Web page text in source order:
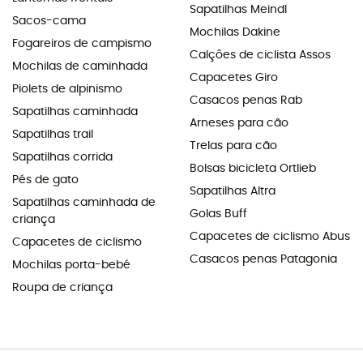
Sacos-cama
Fogareiros de campismo
Mochilas de caminhada
Piolets de alpinismo
Sapatilhas caminhada
Sapatilhas trail
Sapatilhas corrida
Pés de gato
Sapatilhas caminhada de
criança
Capacetes de ciclismo
Mochilas porta-bebé
Roupa de criança
Sapatilhas Meindl
Mochilas Dakine
Calções de ciclista Assos
Capacetes Giro
Casacos penas Rab
Arneses para cão
Trelas para cão
Bolsas bicicleta Ortlieb
Sapatilhas Altra
Golas Buff
Capacetes de ciclismo Abus
Casacos penas Patagonia